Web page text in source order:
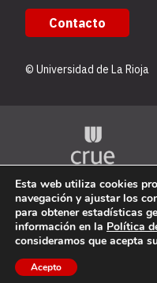
Contacto
© Universidad de La Rioja
Esta web utiliza cookies
navegación y ajustar los
para obtener estadísticas
información en la Política
consideramos que acepta
Acepto